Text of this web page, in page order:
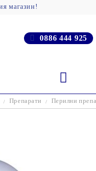
магазин!
0886 444 925
Препарати Перилни